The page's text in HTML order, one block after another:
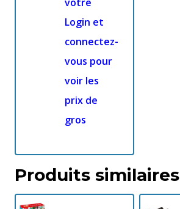
Login et
connectez-
vous pour
voir les
prix de
gros
Produits similaires